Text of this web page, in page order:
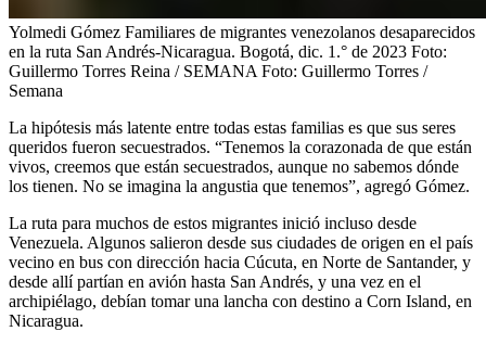
Yolmedi Gómez Familiares de migrantes venezolanos desaparecidos
en la ruta San Andrés-Nicaragua. Bogotá, dic. 1.° de 2023 Foto:
Guillermo Torres Reina / SEMANA Foto: Guillermo Torres /
Semana
La hipótesis más latente entre todas estas familias es que sus seres
queridos fueron secuestrados. “Tenemos la corazonada de que están
vivos, creemos que están secuestrados, aunque no sabemos dónde
los tienen. No se imagina la angustia que tenemos”, agregó Gómez.
La ruta para muchos de estos migrantes inició incluso desde
Venezuela. Algunos salieron desde sus ciudades de origen en el país
vecino en bus con dirección hacia Cúcuta, en Norte de Santander, y
desde allí partían en avión hasta San Andrés, y una vez en el
archipiélago, debían tomar una lancha con destino a Corn Island, en
Nicaragua.